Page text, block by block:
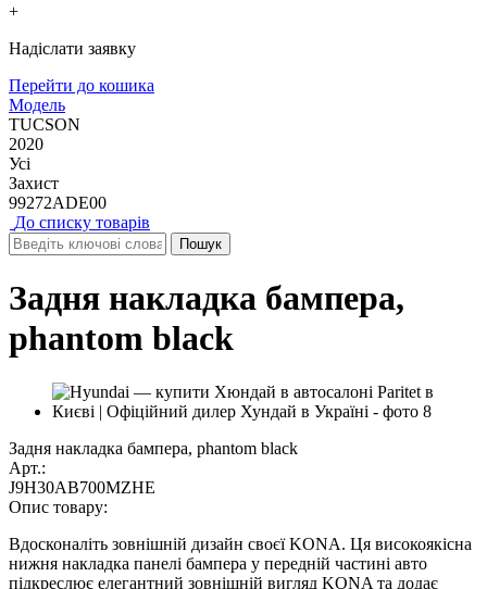
+
Надіслати заявку
Перейти до кошика
Модель
TUCSON
2020
Усі
Захист
99272ADE00
До списку товарів
Задня накладка бампера,
phantom black
Задня накладка бампера, phantom black
Арт.:
J9H30AB700MZHE
Опис товару:
Вдосконаліть зовнішній дизайн своєї KONA. Ця високоякісна
нижня накладка панелі бампера у передній частині авто
підкреслює елегантний зовнішній вигляд KONA та додає